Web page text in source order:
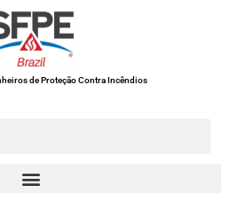
de Proteção Contra Incêndios